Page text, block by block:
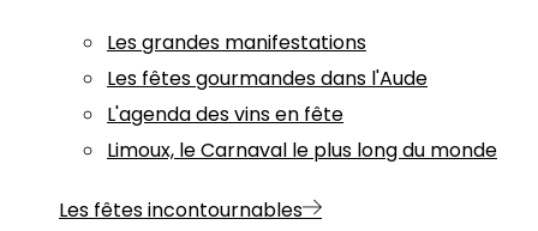
Les grandes manifestations
Les fêtes gourmandes dans l'Aude
L'agenda des vins en fête
Limoux, le Carnaval le plus long du monde
Les fêtes incontournables